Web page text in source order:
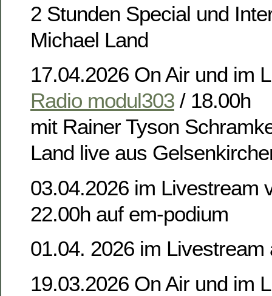
2 Stunden Special und
Michael Land
17.04.2026 On Air und im
Radio modul303 / 18.00h
mit Rainer Tyson
Land live aus
03.04.2026 im Livestream
22.00h auf em-podium
01.04. 2026 im
19.03.2026 On Air und im